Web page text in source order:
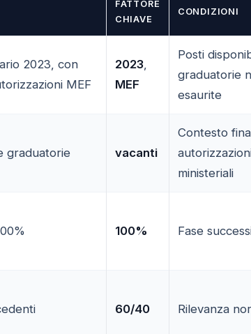
FATTORE
CHIAVE
CONDIZIONI
2023, con
MEF
2023,
MEF
Posti
graduatorie
esaurite
graduatorie vacanti
Contesto
ministeriali
100% Fase
60/40 Rilevanza